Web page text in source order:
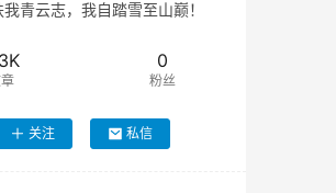
青云志，我自踏雪至山巅！
0
粉丝
关注 私信